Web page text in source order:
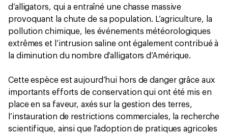
d’alligators, qui a entraîné une chasse massive
provoquant la chute de sa population. L’agriculture, la
pollution chimique, les événements météorologiques
extrêmes et l’intrusion saline ont également contribué à
la diminution du nombre d’alligators d’Amérique.
Cette espèce est aujourd’hui hors de danger grâce aux
importants efforts de conservation qui ont été mis en
place en sa faveur, axés sur la gestion des terres,
l’instauration de restrictions commerciales, la recherche
scientifique, ainsi que l’adoption de pratiques agricoles